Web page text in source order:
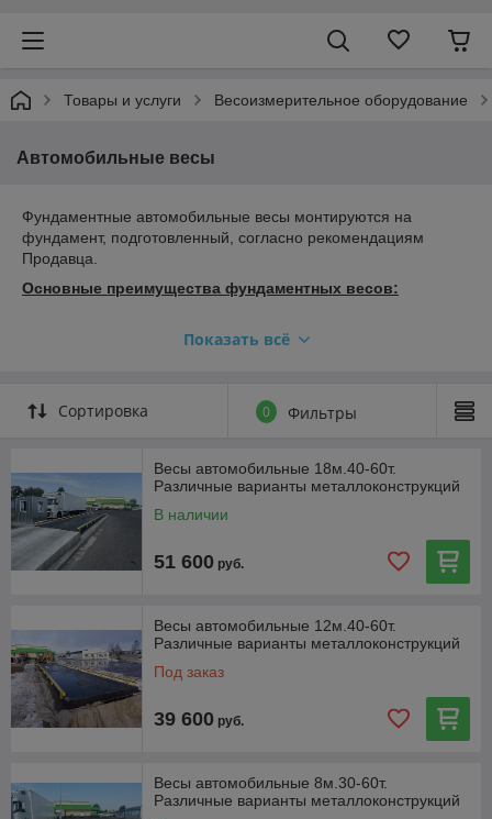
Товары и услуги Весоизмерительное оборудование
Автомобильные весы
Фундаментные автомобильные весы монтируются на
фундамент, подготовленный, согласно рекомендациям
Продавца.
Основные преимущества фундаментных весов:
долговременным способом установки весов.
+Легкость обслуживания, обеспеченная свободным доступом
к тензометрическим датчикам.
металлических пандусов.
Показать всё
Сортировка 0 Фильтры
Весы автомобильные 18м.40-60т.
Различные варианты металлоконструкций
В наличии
51 600 руб.
Весы автомобильные 12м.40-60т.
Различные варианты металлоконструкций
Под заказ
39 600 руб.
Весы автомобильные 8м.30-60т.
Различные варианты металлоконструкций